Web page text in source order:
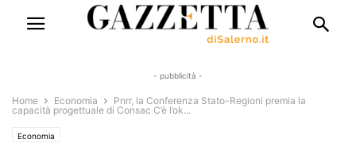
- pubblicità -
Home Economia
Pnrr, la Conferenza Stato-Regioni premia la
capacità progettuale di Consac C’è l’ok...
Economia